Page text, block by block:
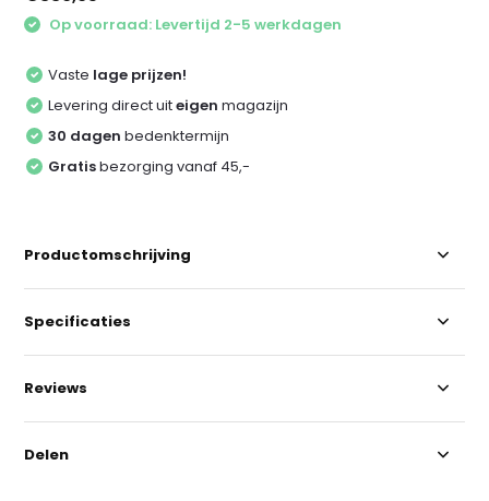
Op voorraad: Levertijd 2-5 werkdagen
Vaste lage prijzen!
Levering direct uiteigen magazijn
30 dagen bedenktermijn
Gratisbezorging vanaf 45,-
Productomschrijving
Specificaties
Reviews
Delen